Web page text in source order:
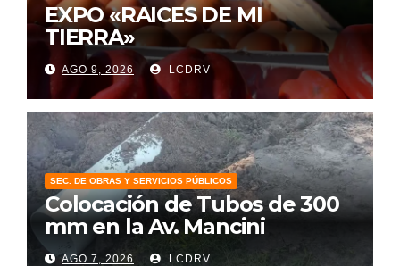
EXPO «RAICES DE MI
TIERRA»
AGO 9, 2026 LCDRV
SEC. DE OBRAS Y SERVICIOS PÚBLICOS
Colocación de Tubos de 300
mm en la Av. Mancini
AGO 7, 2026 LCDRV